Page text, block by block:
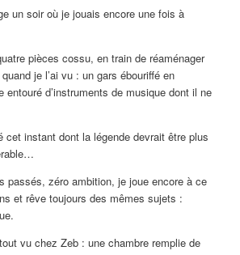
un soir où je jouais encore une fois à
pièces cossu, en train de réaménager
je l’ai vu : un gars ébouriffé en
entouré d’instruments de musique dont il ne
cet instant dont la légende devrait être plus
passés, zéro ambition, je joue encore à ce
et rêve toujours des mêmes sujets :
vu chez Zeb : une chambre remplie de